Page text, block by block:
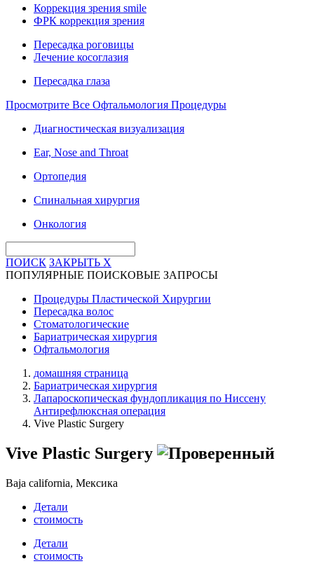
Коррекция зрения smile
ФРК коррекция зрения
Пересадка роговицы
Лечение косоглазия
Пересадка глаза
Просмотрите Все Офтальмология Процедуры
Диагностическая визуализация
Ear, Nose and Throat
Ортопедия
Спинальная хирургия
Онкология
ПОИСК ЗАКРЫТЬ X
ПОПУЛЯРНЫЕ ПОИСКОВЫЕ ЗАПРОСЫ
Процедуры Пластической Хирургии
Пересадка волос
Стоматологические
Бариатрическая хирургия
Офтальмология
домашняя страница
Бариатрическая хирургия
Лапароскопическая фундопликация по Ниссену
Антирефлюксная операция
Vive Plastic Surgery
Vive Plastic Surgery
Baja california, Мексика
Детали
стоимость
Детали
стоимость